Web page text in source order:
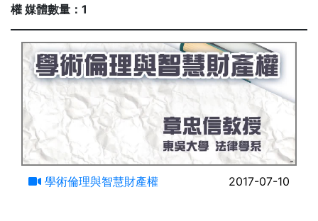
權 媒體數量：1
學術倫理與智慧財產權 2017-07-10